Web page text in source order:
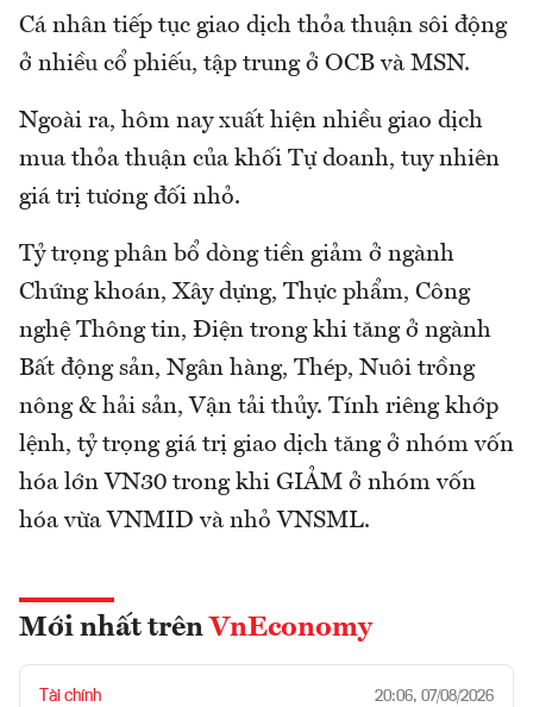
Cá nhân tiếp tục giao dịch thỏa thuận sôi động
ở nhiều cổ phiếu, tập trung ở OCB và MSN.
Ngoài ra, hôm nay xuất hiện nhiều giao dịch
mua thỏa thuận của khối Tự doanh, tuy nhiên
giá trị tương đối nhỏ.
Tỷ trọng phân bổ dòng tiền giảm ở ngành
Chứng khoán, Xây dựng, Thực phẩm, Công
nghệ Thông tin, Điện trong khi tăng ở ngành
Bất động sản, Ngân hàng, Thép, Nuôi trồng
nông & hải sản, Vận tải thủy. Tính riêng khớp
lệnh, tỷ trọng giá trị giao dịch tăng ở nhóm vốn
hóa lớn VN30 trong khi GIẢM ở nhóm vốn
hóa vừa VNMID và nhỏ VNSML.
Mới nhất trên VnEconomy
Tài chính 20:06, 07/08/2026